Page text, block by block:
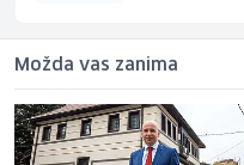
Možda vas zanima